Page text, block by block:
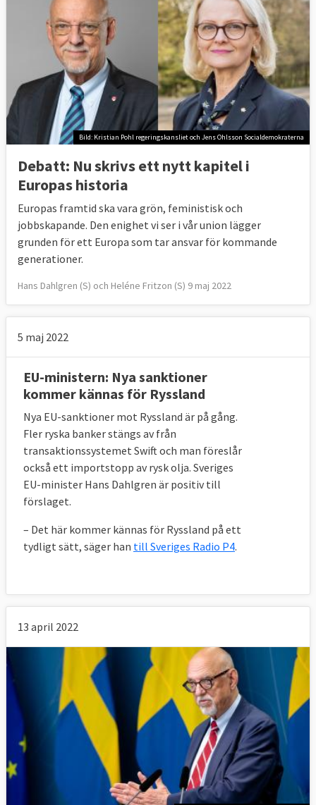
Bild: Kristian Pohl regeringskansliet och Jens Ohlsson Socialdemokraterna
Debatt: Nu skrivs ett nytt kapitel i
Europas historia
Europas framtid ska vara grön, feministisk och
jobbskapande. Den enighet vi ser i vår union lägger
grunden för ett Europa som tar ansvar för kommande
generationer.
Hans Dahlgren (S) och Heléne Fritzon (S) 9 maj 2022
5 maj 2022
EU-ministern: Nya sanktioner
kommer kännas för Ryssland
Nya EU-sanktioner mot Ryssland är på gång.
Fler ryska banker stängs av från
transaktionssystemet Swift och man föreslår
också ett importstopp av rysk olja. Sveriges
EU-minister Hans Dahlgren är positiv till
förslaget.
– Det här kommer kännas för Ryssland på ett
tydligt sätt, säger han till Sveriges Radio P4.
13 april 2022